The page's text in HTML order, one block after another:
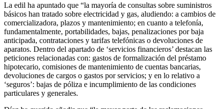
La edil ha apuntado que “la mayoría de consultas sobre suministros
básicos han tratado sobre electricidad y gas, aludiendo: a cambios de
comercializadora, plazos y mantenimiento; en cuanto a telefonía,
fundamentalmente, portabilidades, bajas, penalizaciones por baja
anticipada, contrataciones y tarifas telefónicas o devoluciones de
aparatos. Dentro del apartado de ‘servicios financieros’ destacan las
peticiones relacionadas con: gastos de formalización del préstamo
hipotecario, comisiones de mantenimiento de cuentas bancarias,
devoluciones de cargos o gastos por servicios; y en lo relativo a
‘seguros’: bajas de póliza e incumplimiento de las condiciones
particulares y generales.